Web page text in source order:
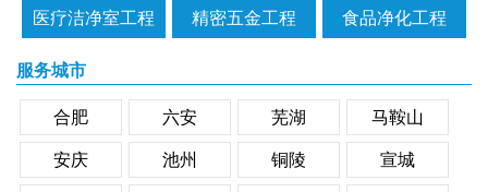
医疗洁净室工程 精密五金工程 食品净化工程
服务城市
合肥 六安 芜湖 马鞍山
安庆 池州 铜陵 宣城